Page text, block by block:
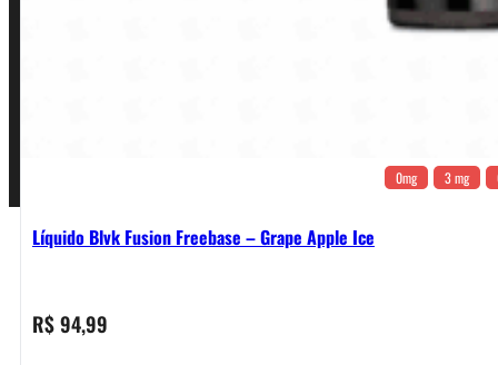
0mg 3 mg
Líquido Blvk Fusion Freebase – Grape Apple Ice
R$94,99